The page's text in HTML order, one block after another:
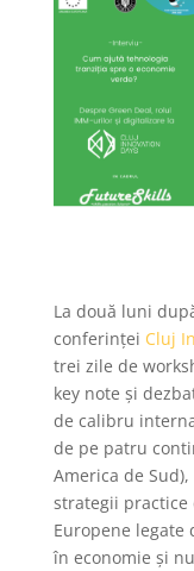
La două luni
conferinței Cluj
trei zile de
key note și
de calibru
de pe patru
America de
strategii practice
Europene
în economie și